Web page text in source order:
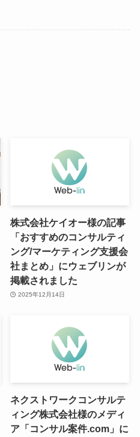
株式会社ケイオー様の記事
「おすすめのコンサルティ
ング/マーケティング支援会
社まとめ」にウェブリンが
掲載されました
2025年12月14日
ネクストワークコンサルテ
ィング株式会社様のメディ
ア「コンサル案件.com」に